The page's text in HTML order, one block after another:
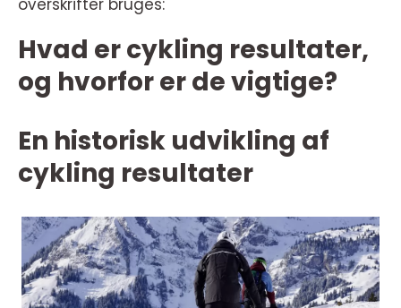
overskrifter bruges:
Hvad er cykling resultater,
og hvorfor er de vigtige?
En historisk udvikling af
cykling resultater